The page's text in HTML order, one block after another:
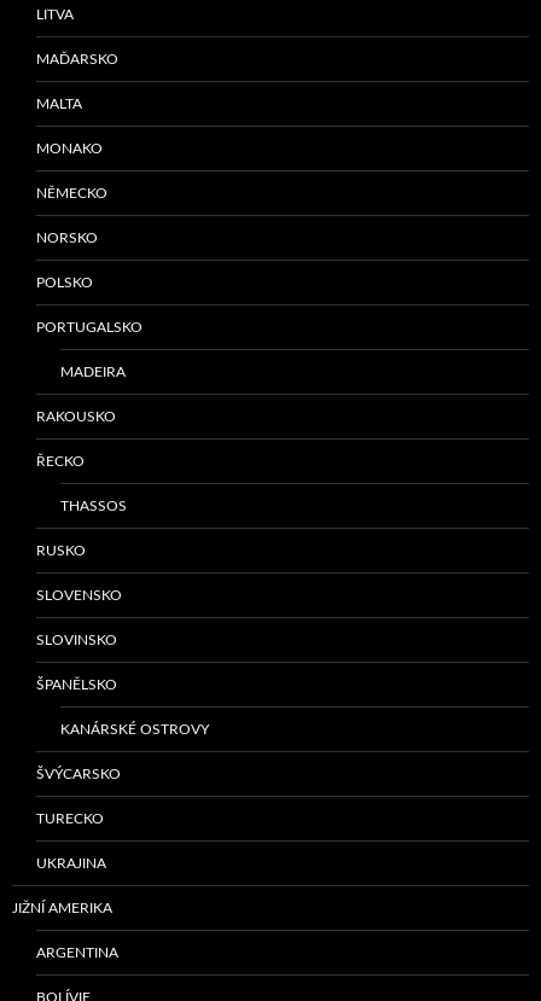
LITVA
MAĎARSKO
MALTA
MONAKO
NĚMECKO
NORSKO
POLSKO
PORTUGALSKO
MADEIRA
RAKOUSKO
ŘECKO
THASSOS
RUSKO
SLOVENSKO
SLOVINSKO
ŠPANĚLSKO
KANÁRSKÉ OSTROVY
ŠVÝCARSKO
TURECKO
UKRAJINA
JIŽNÍ AMERIKA
ARGENTINA
BOLÍVIE